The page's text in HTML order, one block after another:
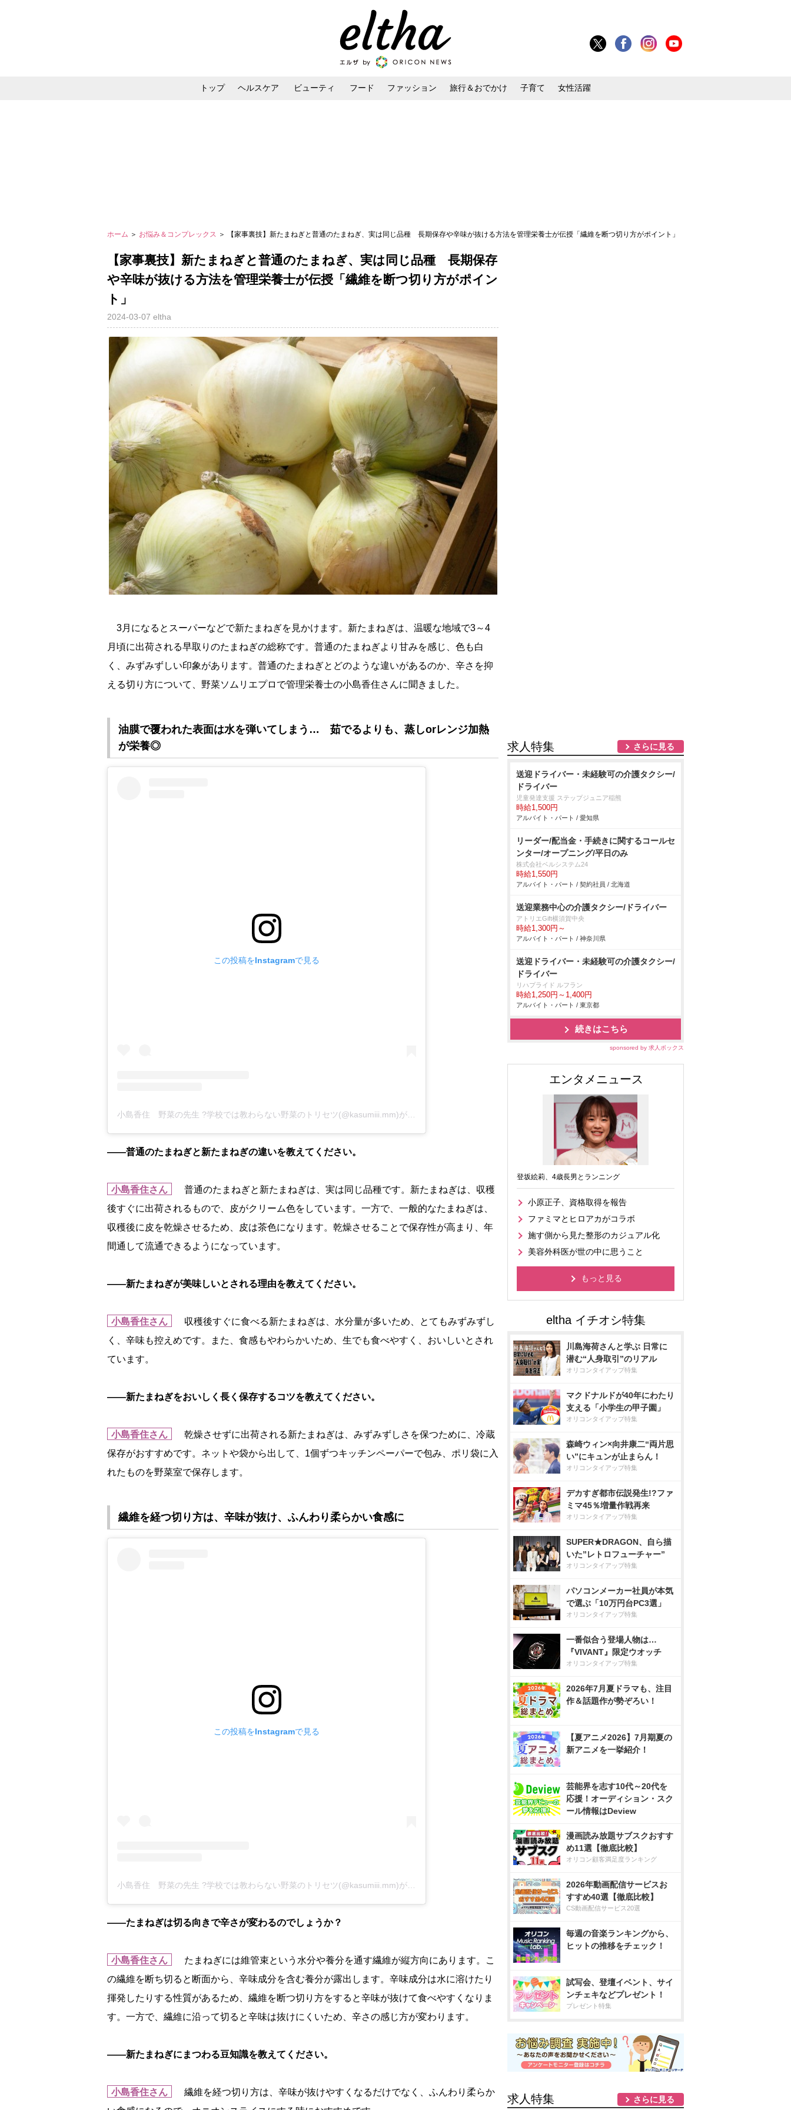
トップ ヘルスケア ビューティ フード ファッション 旅行＆おでかけ 子育て 女性活躍
ホーム ＞ お悩み＆コンプレックス ＞ 【家事裏技】新たまねぎと普通のたまねぎ、実は同じ品種 長期保存や辛味が抜ける方法を管理栄養士が伝授「繊維を断つ切り方がポイント」
【家事裏技】新たまねぎと普通のたまねぎ、実は同じ品種 長期保存
辛味が抜ける方法を管理栄養士が伝授「繊維を断つ切り方がポイン
ト」
2024-03-07 eltha
3月になるとスーパーなどで新たまねぎを見かけます。新たまねぎは、温暖な地域で3～4
月頃に出荷される早取りのたまねぎの総称です。普通のたまねぎより甘みを感じ、色も白
く、みずみずしい印象があります。普通のたまねぎとどのような違いがあるのか、辛さを抑
える切り方について、野菜ソムリエプロで管理栄養士の小島香住さんに聞きました。
油膜で覆われた表面は水を弾いてしまう… 茹でるよりも、蒸しorレンジ加熱
が栄養◎
この投稿をInstagramで見る
――普通のたまねぎと新たまねぎの違いを教えてください。
小島香住さん
普通のたまねぎと新たまねぎは、実は同じ品種です。新たまねぎは、収穫
後すぐに出荷されるもので、皮がクリーム色をしています。一方で、一般的なたまねぎは、
収穫後に皮を乾燥させるため、皮は茶色になります。乾燥させることで保存性が高まり、年
間通して流通できるようになっています。
――新たまねぎが美味しいとされる理由を教えてください。
小島香住さん
収穫後すぐに食べる新たまねぎは、水分量が多いため、とてもみずみずし
く、辛味も控えめです。また、食感もやわらかいため、生でも食べやすく、おいしいとされ
ています。
――新たまねぎをおいしく長く保存するコツを教えてください。
小島香住さん
乾燥させずに出荷される新たまねぎは、みずみずしさを保つために、冷蔵
保存がおすすめです。ネットや袋から出して、1個ずつキッチンペーパーで包み、ポリ袋に入
れたものを野菜室で保存します。
繊維を経つ切り方は、辛味が抜け、ふんわり柔らかい食感に
この投稿をInstagramで見る
――たまねぎは切る向きで辛さが変わるのでしょうか？
小島香住さん
たまねぎには維管束という水分や養分を通す繊維が縦方向にあります。こ
の繊維を断ち切ると断面から、辛味成分を含む養分が露出します。辛味成分は水に溶けたり
揮発したりする性質があるため、繊維を断つ切り方をすると辛味が抜けて食べやすくなりま
す。一方で、繊維に沿って切ると辛味は抜けにくいため、辛さの感じ方が変わります。
――新たまねぎにまつわる豆知識を教えてください。
小島香住さん
繊維を経つ切り方は、辛味が抜けやすくなるだけでなく、ふんわり柔らか
求人特集 さらに見る
送迎ドライバー・未経験可の介護タクシー/
ドライバー
児童発達支援 ステップジュニア稲熊
時給1,500円
アルバイト・パート / 愛知県
リーダー/配当金・手続きに関するコールセ
ンター/オープニング/平日のみ
株式会社ベルシステム24
時給1,550円
アルバイト・パート / 契約社員 / 北海道
送迎業務中心の介護タクシー/ドライバー
アトリエGift横須賀中央
時給1,300円～
アルバイト・パート / 神奈川県
送迎ドライバー・未経験可の介護タクシー/
ドライバー
リハプライド ルフラン
時給1,250円～1,400円
アルバイト・パート / 東京都
続きはこちら
sponsored by 求人ボックス
エンタメニュース
登坂絵莉、4歳長男とランニング
小原正子、資格取得を報告
ファミマとヒロアカがコラボ
施す側から見た整形のカジュアル化
美容外科医が世の中に思うこと
もっと見る
川島海荷さんと学ぶ 日常に
潜む“人身取引”のリアル
オリコンタイアップ特集
マクドナルドが40年にわたり
支える「小学生の甲子園」
オリコンタイアップ特集
森崎ウィン×向井康二“両片思
い”にキュンが止まらん！
オリコンタイアップ特集
デカすぎ都市伝説発生!?ファ
ミマ45％増量作戦再来
オリコンタイアップ特集
SUPER★DRAGON、自ら描
いた”レトロフューチャー”
オリコンタイアップ特集
パソコンメーカー社員が本気
で選ぶ「10万円台PC3選」
オリコンタイアップ特集
一番似合う登場人物は…
『VIVANT』限定ウオッチ
オリコンタイアップ特集
2026年7月夏ドラマも、注目
作＆話題作が勢ぞろい！
【夏アニメ2026】7月期夏の
新アニメを一挙紹介！
芸能界を志す10代～20代を
応援！オーディション・スク
ール情報はDeview
漫画読み放題サブスクおすす
め11選【徹底比較】
オリコン顧客満足度ランキング
2026年動画配信サービスお
すすめ40選【徹底比較】
CS動画配信サービス20選
毎週の音楽ランキングから、
ヒットの推移をチェック！
試写会、登壇イベント、サイ
ンチェキなどプレゼント！
プレゼント特集
求人特集 さらに見る